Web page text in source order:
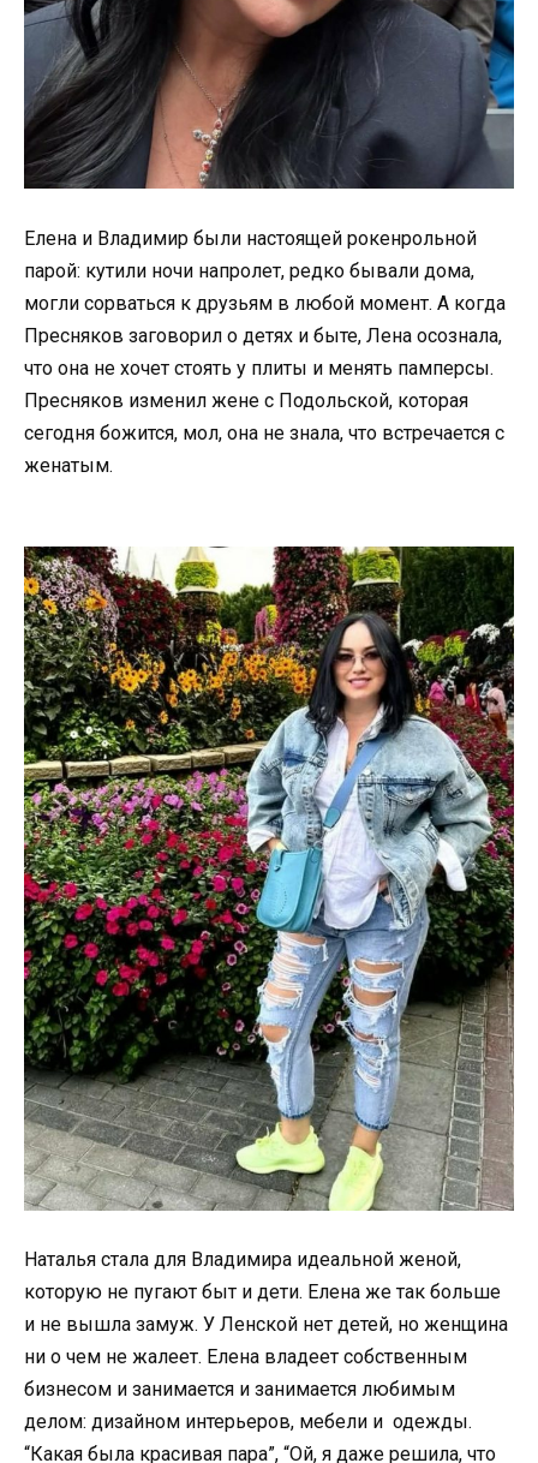
Елена и Владимир были настоящей рокенрольной
парой: кутили ночи напролет, редко бывали дома,
могли сорваться к друзьям в любой момент. А когда
Пресняков заговорил о детях и быте, Лена осознала,
что она не хочет стоять у плиты и менять памперсы.
Пресняков изменил жене с Подольской, которая
сегодня божится, мол, она не знала, что встречается с
женатым.
Наталья стала для Владимира идеальной женой,
которую не пугают быт и дети. Елена же так больше
и не вышла замуж. У Ленской нет детей, но женщина
ни о чем не жалеет. Елена владеет собственным
бизнесом и занимается и занимается любимым
делом: дизайном интерьеров, мебели и одежды.
“Какая была красивая пара”, “Ой, я даже решила, что